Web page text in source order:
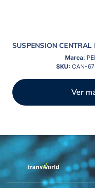
SUSPENSION CENTRAL
Marca:
SKU: CAN-
Ver